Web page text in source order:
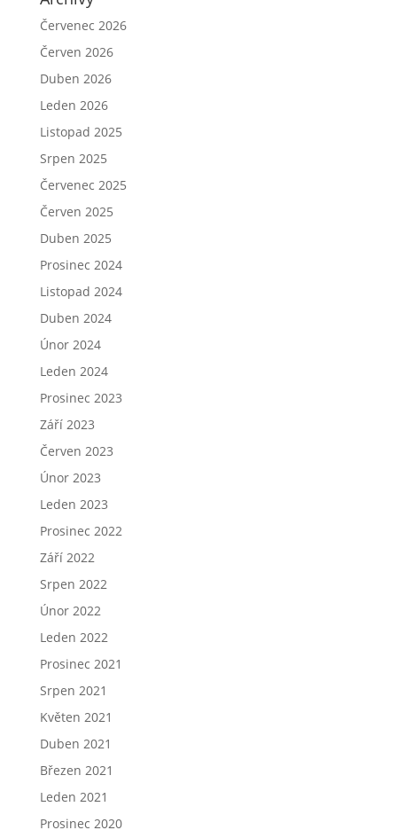
Červenec 2026
Červen 2026
Duben 2026
Leden 2026
Listopad 2025
Srpen 2025
Červenec 2025
Červen 2025
Duben 2025
Prosinec 2024
Listopad 2024
Duben 2024
Únor 2024
Leden 2024
Prosinec 2023
Září 2023
Červen 2023
Únor 2023
Leden 2023
Prosinec 2022
Září 2022
Srpen 2022
Únor 2022
Leden 2022
Prosinec 2021
Srpen 2021
Květen 2021
Duben 2021
Březen 2021
Leden 2021
Prosinec 2020